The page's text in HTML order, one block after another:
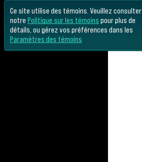
Ce site utilise des témoins. Veuillez consulter
notre Politique sur les témoins pour plus de
détails, ou gérez vos préférences dans les
Paramètres des témoins